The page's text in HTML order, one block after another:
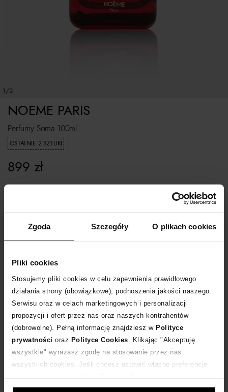
Zgoda Szczegóły O plikach cookies
Pliki cookies
Stosujemy pliki cookies w celu zapewnienia prawidłowego
działania strony (obowiązkowe), podnoszenia jakości naszego
Serwisu oraz w celach marketingowych i personalizacji
propozycji i ofert przez nas oraz naszych kontrahentów
(dobrowolne). Pełną informację znajdziesz w Polityce
prywatności oraz Polityce Cookies . Klikając "Akceptuję
wszystkie" wyrażasz zgodę na stosowanie przez nas
wszystkich cookies. Jeśli chcesz ustawić własne preferencje
ustawienia prywatności.
1/2
Perfumy Soma 100ml
OSTATNIE 2 SZTUKI
NOEME PARIS
899 zł
DODAJ DO KOSZYKA
Dostawa
14 dni na zwrot towaru
+180 punktówzyskujesz w Klubie Korzyści
Kup teraz, Zapłać później!
Produkt partnerskiMoliera2